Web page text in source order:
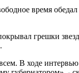
время обедал
грешки
В ходе